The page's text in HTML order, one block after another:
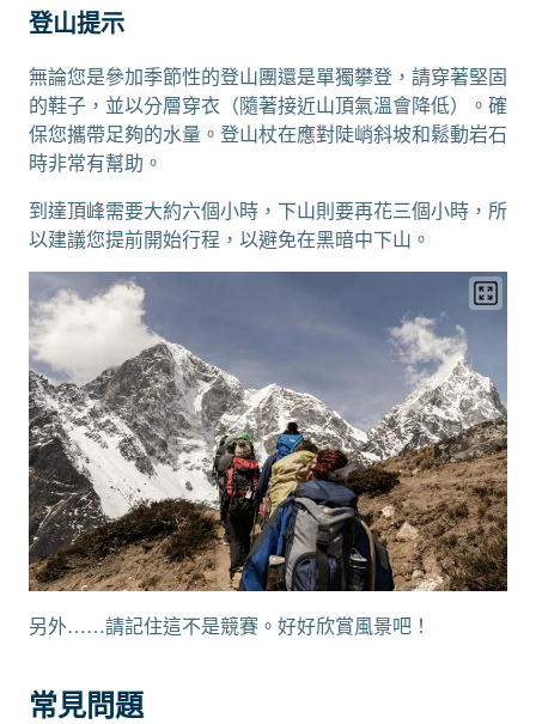
登山提示
無論您是參加季節性的登山團還是單獨攀登，請穿著堅固
的鞋子，並以分層穿衣（隨著接近山頂氣溫會降低）。確
保您攜帶足夠的水量。登山杖在應對陡峭斜坡和鬆動岩石
時非常有幫助。
到達頂峰需要大約六個小時，下山則要再花三個小時，所
以建議您提前開始行程，以避免在黑暗中下山。
另外……請記住這不是競賽。好好欣賞風景吧！
常見問題